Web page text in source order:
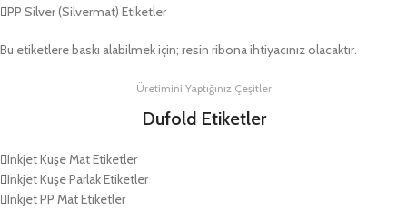
PP Silver (Silvermat) Etiketler
Bu etiketlere baskı alabilmek için; resin ribona ihtiyacınız olacaktır.
Üretimini Yaptığınız Çeşitler
Dufold Etiketler
Inkjet Kuşe Mat Etiketler
Inkjet Kuşe Parlak Etiketler
Inkjet PP Mat Etiketler